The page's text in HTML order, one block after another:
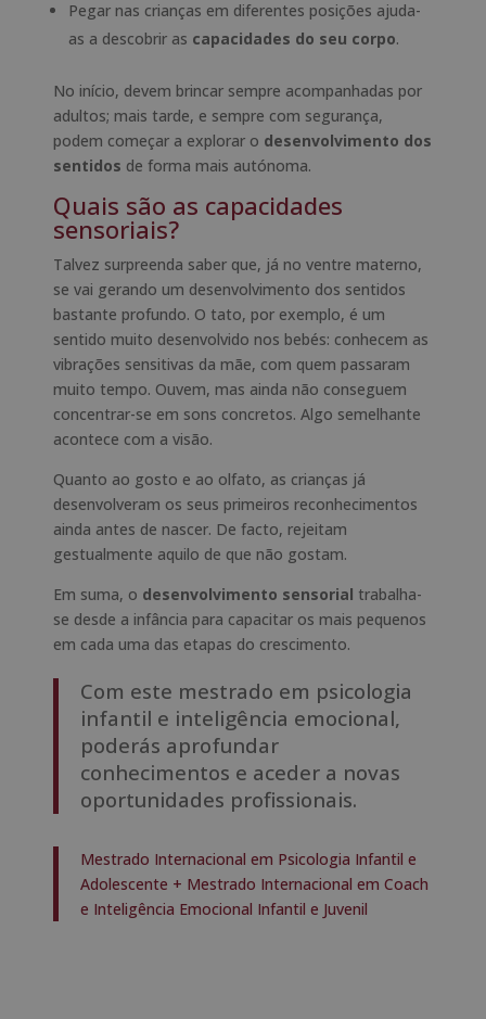
Pegar nas crianças em diferentes posições ajuda-
as a descobrir as capacidades do seu corpo.
No início, devem brincar sempre acompanhadas por
adultos; mais tarde, e sempre com segurança,
podem começar a explorar o desenvolvimento dos
sentidos de forma mais autónoma.
Quais são as capacidades
sensoriais?
Talvez surpreenda saber que, já no ventre materno,
se vai gerando um desenvolvimento dos sentidos
bastante profundo. O tato, por exemplo, é um
sentido muito desenvolvido nos bebés: conhecem as
vibrações sensitivas da mãe, com quem passaram
muito tempo. Ouvem, mas ainda não conseguem
concentrar-se em sons concretos. Algo semelhante
acontece com a visão.
Quanto ao gosto e ao olfato, as crianças já
desenvolveram os seus primeiros reconhecimentos
ainda antes de nascer. De facto, rejeitam
gestualmente aquilo de que não gostam.
Em suma, o desenvolvimento sensorial trabalha-
se desde a infância para capacitar os mais pequenos
em cada uma das etapas do crescimento.
Com este mestrado em psicologia
infantil e inteligência emocional,
poderás aprofundar
conhecimentos e aceder a novas
oportunidades profissionais.
Mestrado Internacional em Psicologia Infantil e
Adolescente + Mestrado Internacional em Coach
e Inteligência Emocional Infantil e Juvenil